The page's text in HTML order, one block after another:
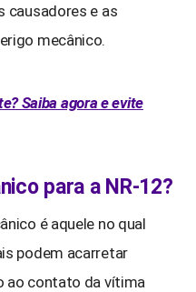
causadores e as
mecânico.
Saiba agora e evite
para a NR-12?
é aquele no qual
podem acarretar
ao contato da vítima